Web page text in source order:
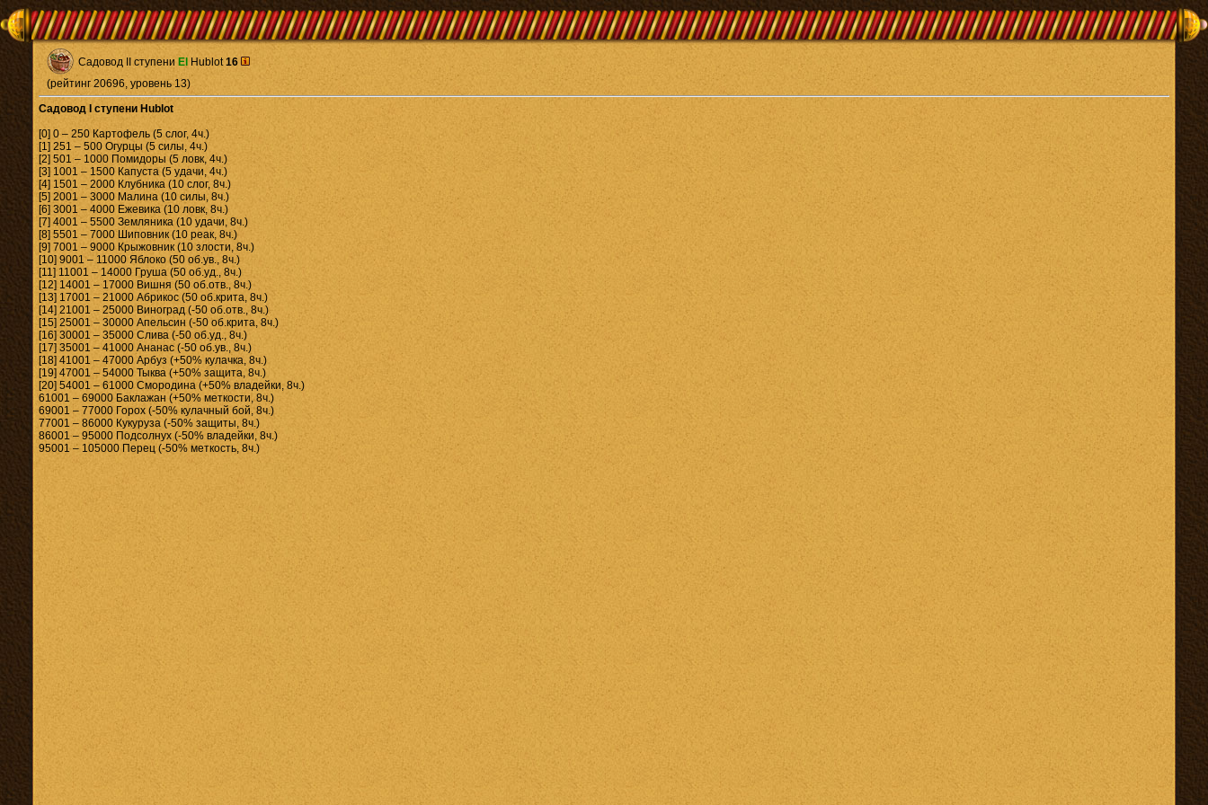
Садовод II ступени El Hublot16
(рейтинг 20696, уровень 13)
Садовод I ступени Hublot
[0] 0 – 250 Картофель (5 слог, 4ч.)
[1] 251 – 500 Огурцы (5 силы, 4ч.)
[2] 501 – 1000 Помидоры (5 ловк, 4ч.)
[3] 1001 – 1500 Капуста (5 удачи, 4ч.)
[4] 1501 – 2000 Клубника (10 слог, 8ч.)
[5] 2001 – 3000 Малина (10 силы, 8ч.)
[6] 3001 – 4000 Ежевика (10 ловк, 8ч.)
[7] 4001 – 5500 Земляника (10 удачи, 8ч.)
[8] 5501 – 7000 Шиповник (10 реак, 8ч.)
[9] 7001 – 9000 Крыжовник (10 злости, 8ч.)
[10] 9001 – 11000 Яблоко (50 об.ув., 8ч.)
[11] 11001 – 14000 Груша (50 об.уд., 8ч.)
[12] 14001 – 17000 Вишня (50 об.отв., 8ч.)
[13] 17001 – 21000 Абрикос (50 об.крита, 8ч.)
[14] 21001 – 25000 Виноград (-50 об.отв., 8ч.)
[15] 25001 – 30000 Апельсин (-50 об.крита, 8ч.)
[16] 30001 – 35000 Слива (-50 об.уд., 8ч.)
[17] 35001 – 41000 Ананас (-50 об.ув., 8ч.)
[18] 41001 – 47000 Арбуз (+50% кулачка, 8ч.)
[19] 47001 – 54000 Тыква (+50% защита, 8ч.)
[20] 54001 – 61000 Смородина (+50% владейки, 8ч.)
61001 – 69000 Баклажан (+50% меткости, 8ч.)
69001 – 77000 Горох (-50% кулачный бой, 8ч.)
77001 – 86000 Кукуруза (-50% защиты, 8ч.)
86001 – 95000 Подсолнух (-50% владейки, 8ч.)
95001 – 105000 Перец (-50% меткость, 8ч.)